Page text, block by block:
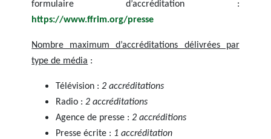
formulaire d’accréditation :
https://www.ffrim.org/presse
Nombre maximum d’accréditations délivrées par
type de média :
Télévision :2 accréditations
Radio :2 accréditations
Agence de presse :2 accréditions
Presse écrite : 1 accréditation